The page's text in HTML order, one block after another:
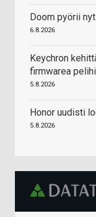
Doom pyörii
6.8.2026
Keychron
firmwarea
5.8.2026
Honor uudisti
5.8.2026